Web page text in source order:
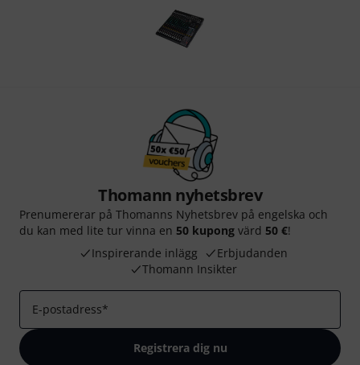
Thomann nyhetsbrev
Prenumererar på Thomanns Nyhetsbrev på engelska och
du kan med lite tur vinna en 50 kupong värd 50 €!
Inspirerande inlägg
Erbjudanden
Thomann Insikter
E-postadress*
Registrera dig nu